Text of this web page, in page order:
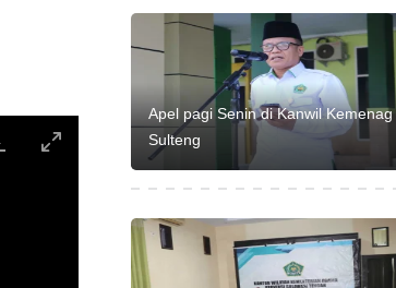
Apel pagi Senin di Kanwil Kemenag
Sulteng